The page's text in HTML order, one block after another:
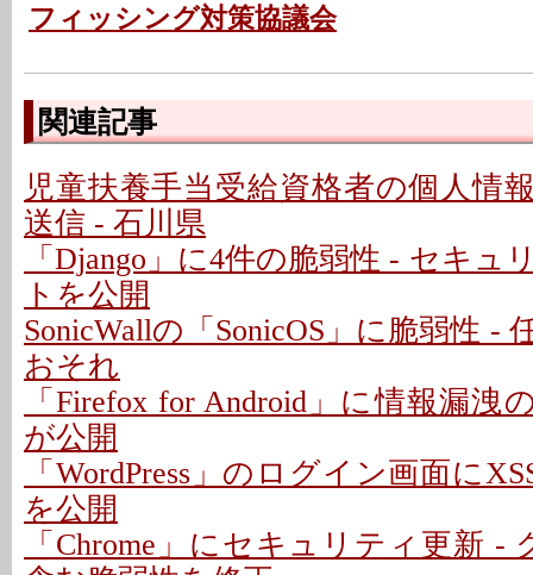
フィッシング対策協議会
関連記事
児童扶養手当受給資格者の個人情
送信 - 石川県
「Django」に4件の脆弱性 - セキュ
トを公開
SonicWallの「SonicOS」に脆弱性 -
おそれ
「Firefox for Android」に情報漏洩
が公開
「WordPress」のログイン画面に
を公開
「Chrome」にセキュリティ更新 -